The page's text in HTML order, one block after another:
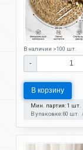
В наличии >100 шт.
-
В корзину
Мин. партия: 1 шт.
В упаковке:60 шт.